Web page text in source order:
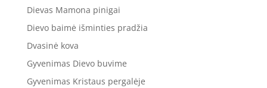
Dievas Mamona pinigai
Dievo baimė išminties pradžia
Dvasinė kova
Gyvenimas Dievo buvime
Gyvenimas Kristaus pergalėje